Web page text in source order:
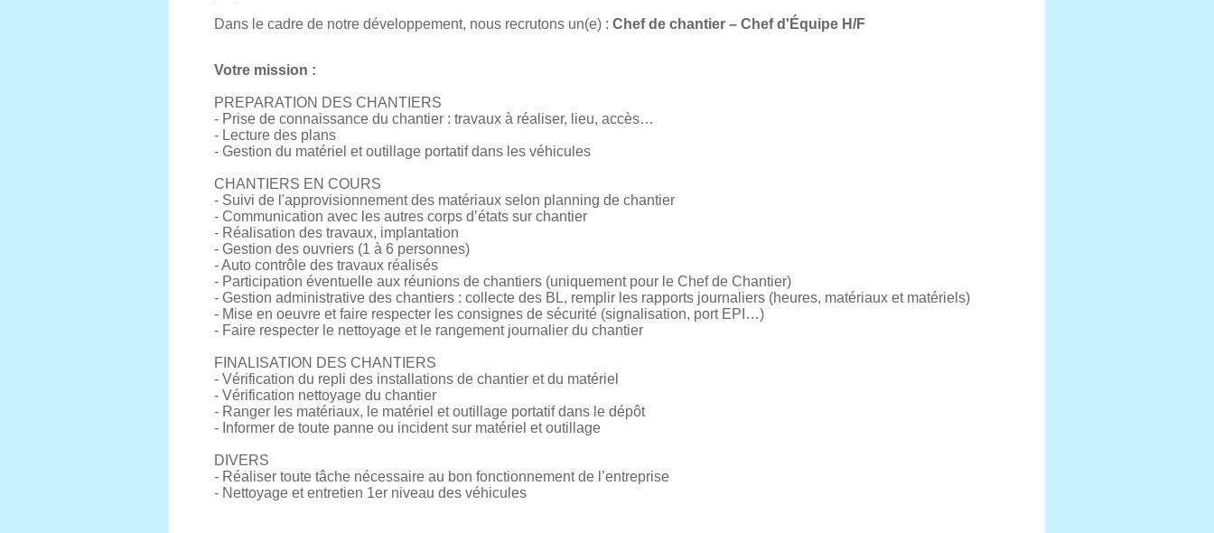
Dans le cadre de notre développement, nous recrutons un(e) : Chef de chantier – Chef d'Équipe H/F
Votre mission :
PREPARATION DES CHANTIERS
- Prise de connaissance du chantier : travaux à réaliser, lieu, accès…
- Lecture des plans
- Gestion du matériel et outillage portatif dans les véhicules
CHANTIERS EN COURS
- Suivi de l'approvisionnement des matériaux selon planning de chantier
- Communication avec les autres corps d’états sur chantier
- Réalisation des travaux, implantation
- Gestion des ouvriers (1 à 6 personnes)
- Auto contrôle des travaux réalisés
- Participation éventuelle aux réunions de chantiers (uniquement pour le Chef de Chantier)
- Gestion administrative des chantiers : collecte des BL, remplir les rapports journaliers (heures, matériaux et matériels)
- Mise en oeuvre et faire respecter les consignes de sécurité (signalisation, port EPI…)
- Faire respecter le nettoyage et le rangement journalier du chantier
FINALISATION DES CHANTIERS
- Vérification du repli des installations de chantier et du matériel
- Vérification nettoyage du chantier
- Ranger les matériaux, le matériel et outillage portatif dans le dépôt
- Informer de toute panne ou incident sur matériel et outillage
DIVERS
- Réaliser toute tâche nécessaire au bon fonctionnement de l’entreprise
- Nettoyage et entretien 1er niveau des véhicules